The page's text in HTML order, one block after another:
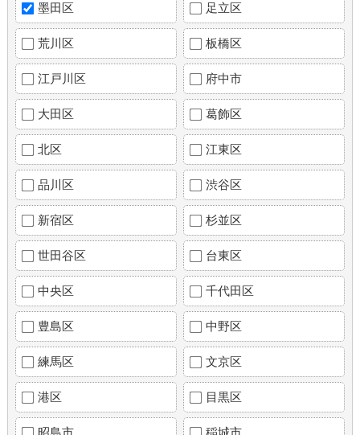
墨田区 足立区
荒川区 板橋区
江戸川区 府中市
大田区 葛飾区
北区 江東区
品川区 渋谷区
新宿区 杉並区
世田谷区 台東区
中央区 千代田区
豊島区 中野区
練馬区 文京区
港区 目黒区
昭島市 稲城市